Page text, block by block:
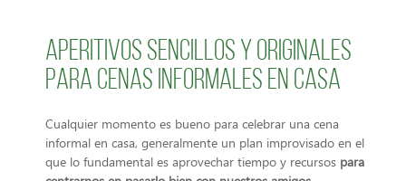
Aperitivos sencillos y originales
para cenas informales en casa
Cualquier momento es bueno para celebrar una cena
informal en casa, generalmente un plan improvisado en el
que lo fundamental es aprovechar tiempo y recursos para